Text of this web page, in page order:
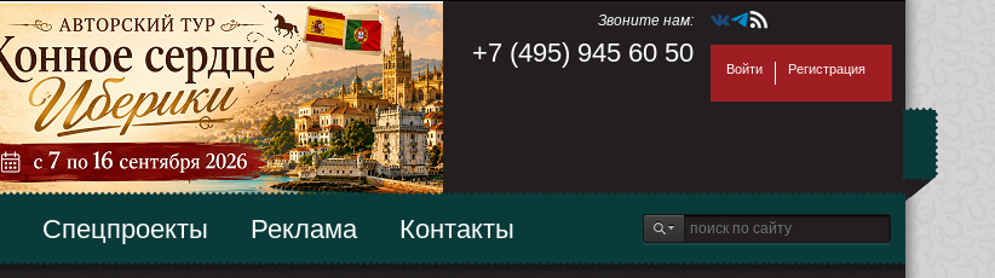
Звоните нам:
+7 (495) 945 60 50
Войти Регистрация
Спецпроекты Реклама Контакты